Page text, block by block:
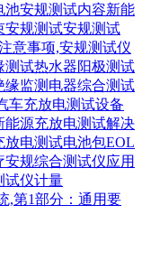
池安规测试内容新能
安规测试安规测试
意事项,安规测试仪
测试热水器阳极测试
缘监测 电器综合测试
车充放电测试设备
能源充放电测试解决
放电测试电池包EOL
安规综合测试仪应用
试仪计量
,第1部分：通用要